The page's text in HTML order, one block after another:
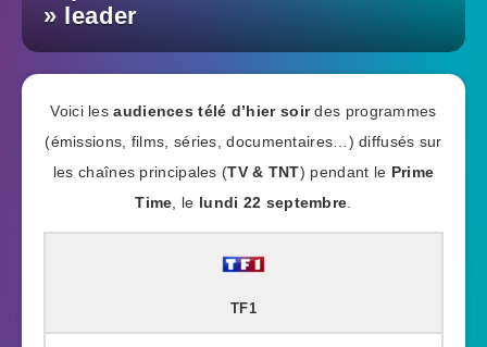
» leader
Voici lesaudiences télé d’hier soirdes programmes
(émissions, films, séries, documentaires…) diffusés sur
les chaînes principales (TV & TNT) pendant le Prime
Time , le lundi 22 septembre
TF1